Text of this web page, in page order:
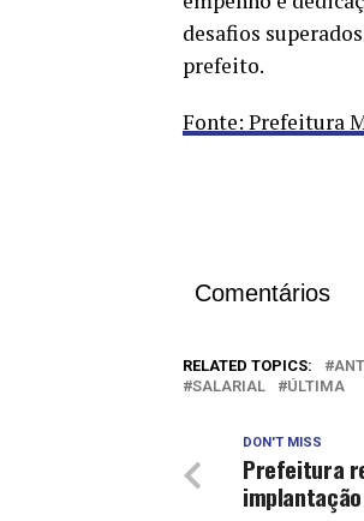
desafios
prefeito.
Fonte: Prefeitura
Comentários
RELATED TOPICS:
SALARIAL
ÚLTIMA
DON'T MISS
Prefeitura